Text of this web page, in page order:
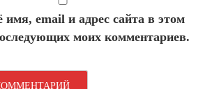
имя, email и адрес сайта в этом
моих комментариев.